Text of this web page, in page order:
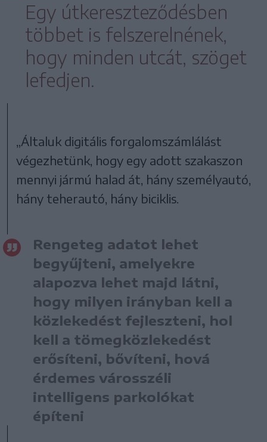
Egy útkereszteződésben
többet is felszerelnének,
hogy minden utcát, szöget
lefedjen.
„Általuk digitális forgalomszámlálást
végezhetünk, hogy egy adott szakaszon
mennyi jármú halad át, hány személyautó,
hány teherautó, hány biciklis.
Rengeteg adatot lehet
begyűjteni, amelyekre
alapozva lehet majd látni,
hogy milyen irányban kell a
közlekedést fejleszteni, hol
kell a tömegközlekedést
erősíteni, bővíteni, hová
érdemes városszéli
intelligens parkolókat
építeni